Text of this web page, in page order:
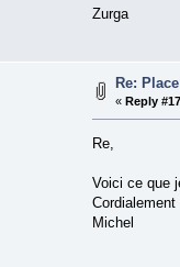
Zurga
Re:
« Reply
Re,
Voici ce que
Cordialement
Michel